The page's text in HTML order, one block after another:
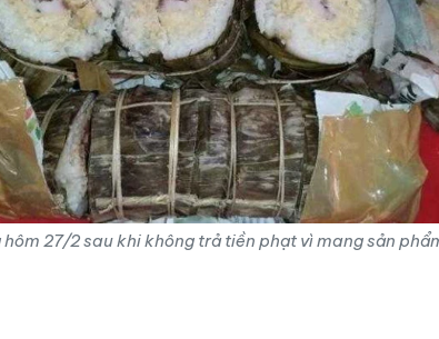
27/2 sau khi không trả tiền phạt vì mang sản